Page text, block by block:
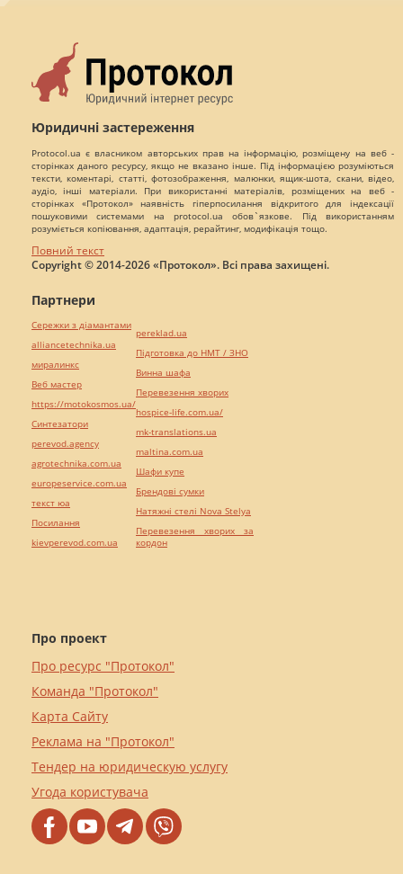
Юридичні застереження
Protocol.ua є власником авторських прав на інформацію, розміщену на веб -
сторінках даного ресурсу, якщо не вказано інше. Під інформацією розуміються
тексти, коментарі, статті, фотозображення, малюнки, ящик-шота, скани, відео,
аудіо, інші матеріали. При використанні матеріалів, розміщених на веб -
сторінках «Протокол» наявність гіперпосилання відкритого для індексації
пошуковими системами на protocol.ua обов`язкове. Під використанням
розуміється копіювання, адаптація, рерайтинг, модифікація тощо.
Повний текст
Copyright © 2014-2026 «Протокол». Всі права захищені.
Про проект
Про ресурс "Протокол"
Команда "Протокол"
Карта Сайту
Реклама на "Протокол"
Тендер на юридическую услугу
Угода користувача
Партнери
Сережки з діамантами
alliancetechnika.ua
миралинкс
Веб мастер
https://motokosmos.ua/
Синтезатори
perevod.agency
agrotechnika.com.ua
europeservice.com.ua
текст юа
Посилання
kievperevod.com.ua
pereklad.ua
Підготовка до НМТ / ЗНО
Винна шафа
Перевезення хворих
hospice-life.com.ua/
mk-translations.ua
maltina.com.ua
Шафи купе
Брендові сумки
Натяжні стелі Nova Stelya
Перевезення хворих за
кордон